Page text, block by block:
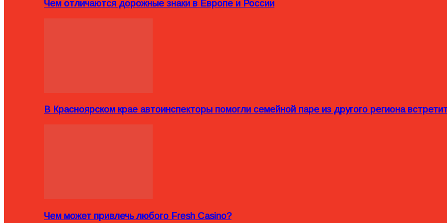
Чем отличаются дорожные знаки в Европе и России
В Красноярском крае автоинспекторы помогли семейной паре из другого региона
Чем может привлечь любого Fresh Casino?